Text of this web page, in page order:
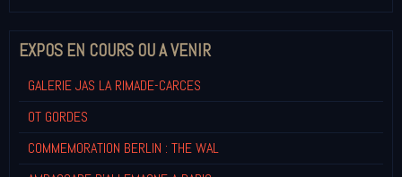
EXPOS EN COURS OU A VENIR
GALERIE JAS LA RIMADE-CARCES
OT GORDES
COMMEMORATION BERLIN : THE WAL